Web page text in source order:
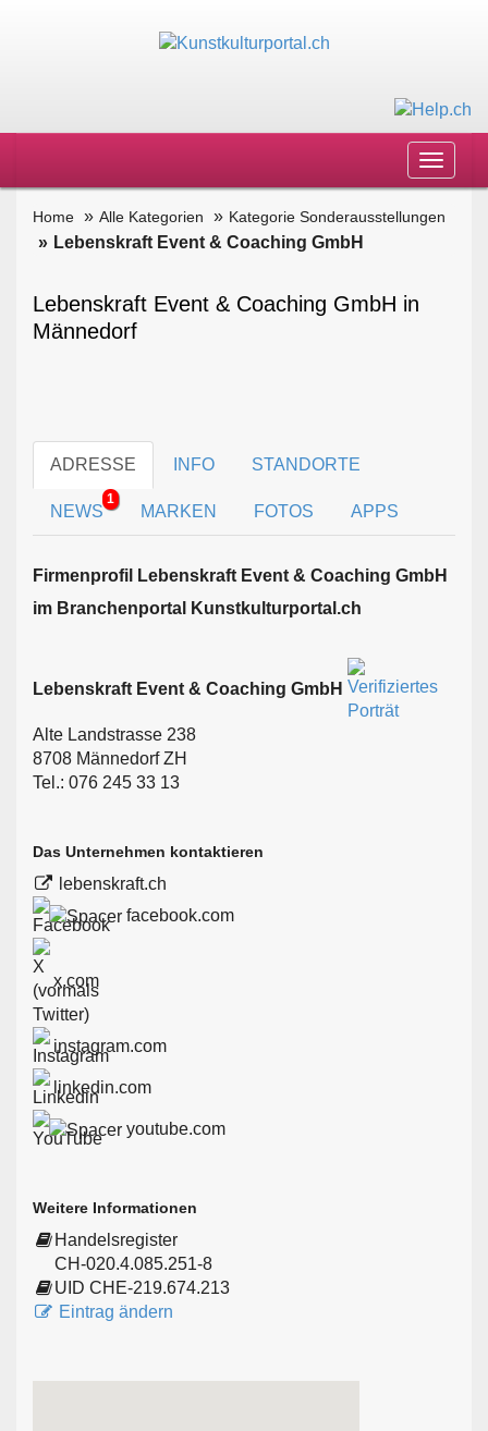
Toggle
Home Alle Kategorien Kategorie Sonderausstellungen
Lebenskraft Event & Coaching GmbH
Lebenskraft Event & Coaching GmbH in
Männedorf
ADRESSE INFO STANDORTE
NEWS
1
MARKEN FOTOS APPS
Firmen­profil Lebenskraft Event & Coaching GmbH
im Branchen­portal Kunstkulturportal.ch
Lebenskraft Event & Coaching GmbH
Alte Landstrasse 238
8708 Männedorf ZH
Tel.: 076 245 33 13
Das Unternehmen kontaktieren
lebenskraft.ch
facebook.com
x.com
instagram.com
linkedin.com
youtube.com
Weitere Informationen
Handelsregister
CH-020.4.085.251-8
UID CHE-219.674.213
Eintrag ändern